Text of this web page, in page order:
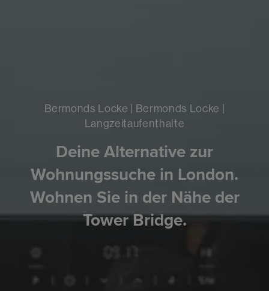
Bermonds Locke | Bermonds Locke |
Langzeitaufenthalte
Deine Alternative zur
Wohnungssuche in London.
Wohnen Sie in der Nähe der
Tower Bridge.